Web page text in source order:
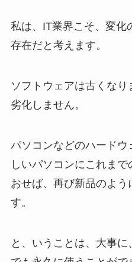
私は、IT業界こそ、変化
存在だと考えます。
ソフトウェアは古くなり
劣化しません。
パソコンなどのハード
しいパソコンにこれま
おせば、再び新品のよう
す。
と、いうことは、大事